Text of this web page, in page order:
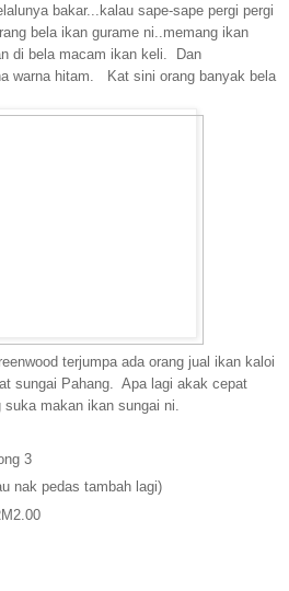
bakar...kalau sape-sape pergi pergi
bela ikan gurame ni..memang ikan
di bela macam ikan keli. Dan
warna hitam. Kat sini orang banyak bela
terjumpa ada orang jual ikan kaloi
sungai Pahang. Apa lagi akak cepat
makan ikan sungai ni.
3
nak pedas tambah lagi)